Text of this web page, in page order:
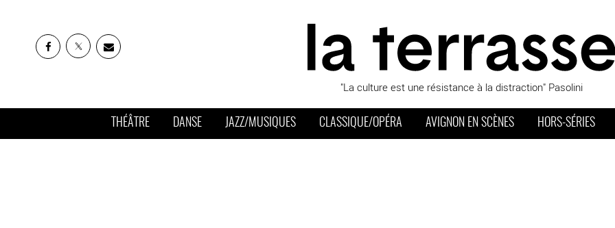
"La culture est une résistance à la distraction" Pasolini
THÉÂTRE DANSE JAZZ/MUSIQUES CLASSIQUE/OPÉRA AVIGNON EN SCÈNES HORS-SÉRIES